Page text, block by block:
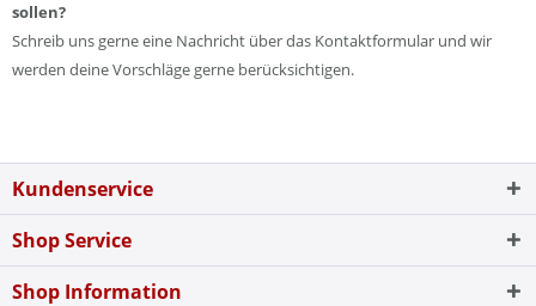
sollen?
Schreib uns gerne eine Nachricht über das Kontaktformular und wir
werden deine Vorschläge gerne berücksichtigen.
Kundenservice
Shop Service
Shop Information